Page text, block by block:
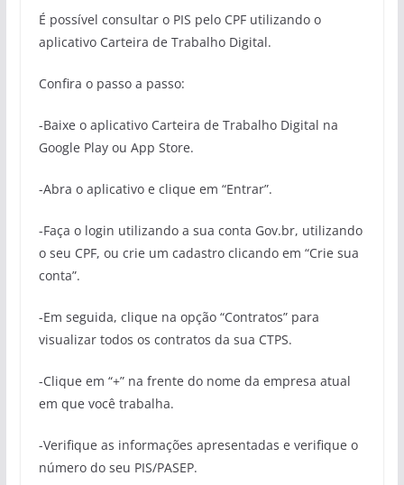
É possível consultar o PIS pelo CPF utilizando o
aplicativo Carteira de Trabalho Digital.
Confira o passo a passo:
-Baixe o aplicativo Carteira de Trabalho Digital na
Google Play ou App Store.
-Abra o aplicativo e clique em “Entrar”.
-Faça o login utilizando a sua conta Gov.br, utilizando
o seu CPF, ou crie um cadastro clicando em “Crie sua
conta”.
-Em seguida, clique na opção “Contratos” para
visualizar todos os contratos da sua CTPS.
-Clique em “+” na frente do nome da empresa atual
em que você trabalha.
-Verifique as informações apresentadas e verifique o
número do seu PIS/PASEP.